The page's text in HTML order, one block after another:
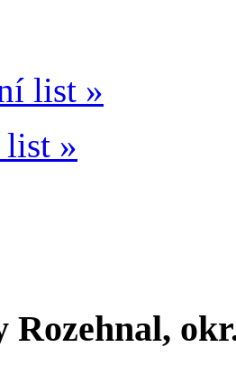
list »
»
Rozehnal,